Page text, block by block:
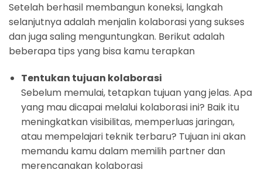
Setelah berhasil membangun koneksi, langkah
selanjutnya adalah menjalin kolaborasi yang sukses
dan juga saling menguntungkan. Berikut adalah
beberapa tips yang bisa kamu terapkan
Tentukan tujuan kolaborasi
Sebelum memulai, tetapkan tujuan yang jelas. Apa
yang mau dicapai melalui kolaborasi ini? Baik itu
meningkatkan visibilitas, memperluas jaringan,
atau mempelajari teknik terbaru? Tujuan ini akan
memandu kamu dalam memilih partner dan
merencanakan kolaborasi